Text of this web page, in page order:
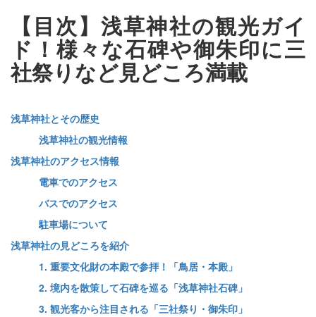
【目次】浅草神社の観光ガイ
ド！様々な石碑や御朱印に三
社祭りなど見どころ満載
浅草神社とその歴史
浅草神社の観光情報
浅草神社のアクセス情報
電車でのアクセス
バスでのアクセス
駐車場について
浅草神社の見どころを紹介
1. 重要文化財の本殿で参拝！「鳥居・本殿」
2. 境内を散策して石碑を巡る「浅草神社石碑」
3. 観光客から注目される「三社祭り・御朱印」